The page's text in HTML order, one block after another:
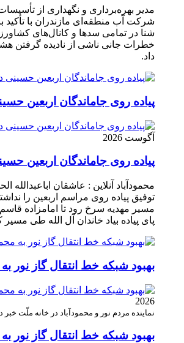
مدیر بهره‌برداری و نگهداری از
شرکت آب منطقه‌ای مازندران با
شنا در تمامی سدها و کانال‌های
خطرات جانی ناشی از نادیده گرفتن
داد.
پیاده روی جاماندگان اربعین
آگوست 2026
پیاده روی جاماندگان اربعین
محمودآباد آنلاین : عاشقان اباعبدالله
توفیق پیاده روی مراسم اربعین را
مسیر مهدیه سرخ رود تا امامزاده
پای پیاده بیاد خاندان آل الله طی مسیر
بهبود شبکه خط انتقال گاز نور به
2026
نماینده مردم نور و محمودآباد در خانه ملّت خبر
بهبود شبکه خط انتقال گاز نور به